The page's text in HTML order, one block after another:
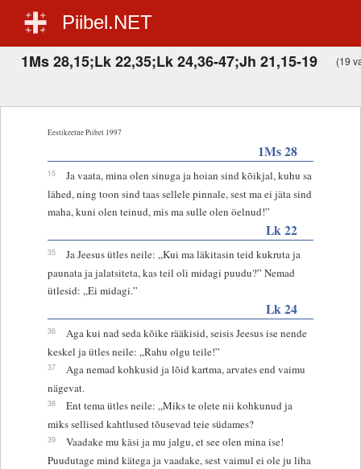
Piibel.NET
1Ms 28,15;Lk 22,35;Lk 24,36-47;Jh 21,15-19 (19
Eestikeelne Piibel 1997
1Ms 28
15
Ja vaata, mina olen sinuga ja hoian sind kõikjal, kuhu sa
lähed, ning toon sind taas sellele pinnale, sest ma ei jäta sind
maha, kuni olen teinud, mis ma sulle olen öelnud!”
Lk 22
35
Ja Jeesus ütles neile: „Kui ma läkitasin teid kukruta ja
paunata ja jalatsiteta, kas teil oli midagi puudu?” Nemad
ütlesid: „Ei midagi.”
Lk 24
36
Aga kui nad seda kõike rääkisid, seisis Jeesus ise nende
keskel ja ütles neile: „Rahu olgu teile!”
37
Aga nemad kohkusid ja lõid kartma, arvates end vaimu
nägevat.
38
Ent tema ütles neile: „Miks te olete nii kohkunud ja
miks sellised kahtlused tõusevad teie südames?
39
Vaadake mu käsi ja mu jalgu, et see olen mina ise!
Puudutage mind kätega ja vaadake, sest vaimul ei ole ju liha